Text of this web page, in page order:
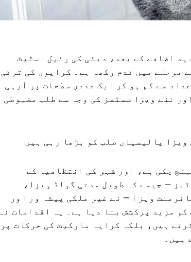
اضافے کے بعد، دبئی کی رئیل اسٹیٹ
مرحلے میں قدم رکھا ہے۔ کرایوں کی ترقی
سے کم ہو کر ایک عددی سطحات پر آرہی
نئے ویزا سسٹمز کی وجہ سے طلب مضبوطی
پالیسیاں طلب کو بڑھا رہی ہیں
۳٫۹ ملین تک پہنچ چکی ہے، اور شہر کی انتظامیہ کے
— جیسے کہ طویل مدتی گولڈ ویزا،
ویزا — نے غیر ملکی پیشہ ور اور
مزید پرکشش بنا دیا ہے۔ یہ اقدامات نہ
ہیں، بلکہ کرایہ مارکیٹ کی حرکات پر